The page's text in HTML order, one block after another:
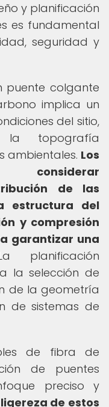
y planificación
es fundamental
seguridad y
puente colgante
implica un
del sitio,
la topografía
ambientales. Los
considerar
de las
estructura del
y compresión
garantizar una
planificación
la selección de
de la geometría
de sistemas de
de fibra de
de puentes
preciso y
de estos